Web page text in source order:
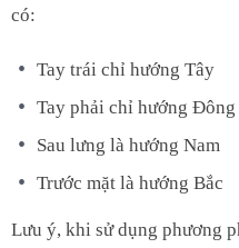
có:
Tay trái chỉ hướng Tây
Tay phải chỉ hướng Đông
Sau lưng là hướng Nam
Trước mặt là hướng Bắc
Lưu ý, khi sử dụng phương